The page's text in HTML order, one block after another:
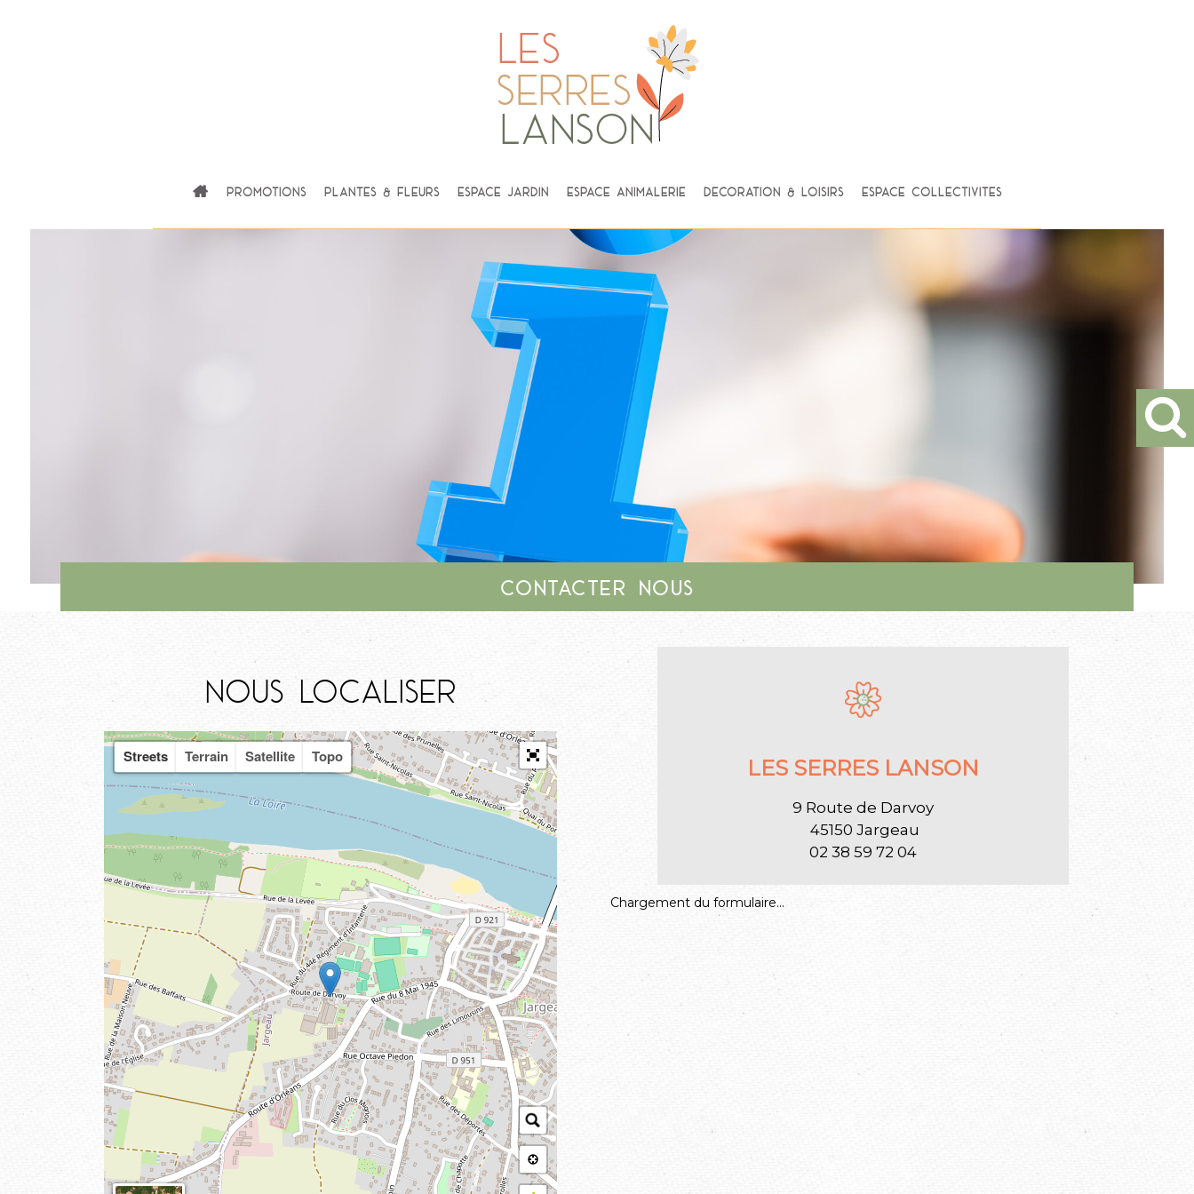
Promotions Plantes & fleurs Espace Jardin Espace Animalerie Décoration & loisirs Espace Collectivités
Contacter nous
Nous localiser
Streets Terrain Satellite Topo LES SERRES LANSON
9 Route de Darvoy
45150 Jargeau
02 38 59 72 04
Chargement du formulaire...